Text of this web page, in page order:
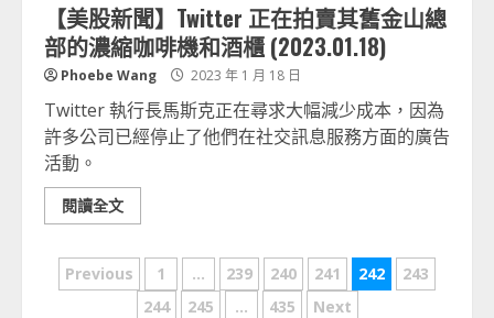
【美股新聞】Twitter 正在拍賣其舊金山總
部的濃縮咖啡機和酒櫃 (2023.01.18)
Phoebe Wang 2023 年 1 月 18 日
Twitter 執行長馬斯克正在尋求大幅減少成本，因為
許多公司已經停止了他們在社交訊息服務方面的廣告
活動。
閱讀全文
文Previous 1 ... 239 240 241 242
243
244
245 ... 435 Next